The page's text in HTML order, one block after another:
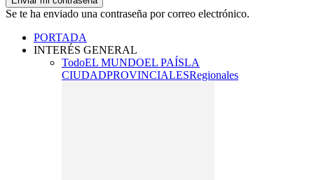
Se te ha enviado una contraseña por correo electrónico.
PORTADA
INTERÉS GENERAL
TodoEL MUNDOEL PAÍSLA
CIUDADPROVINCIALESRegionales